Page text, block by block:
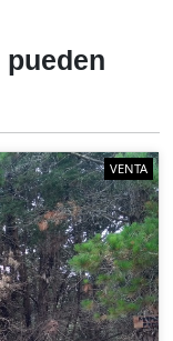
pueden
VENTA